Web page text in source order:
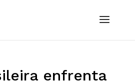
enfrenta